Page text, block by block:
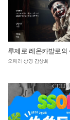
루제로 레온카발로의
오페라 상영 감상회